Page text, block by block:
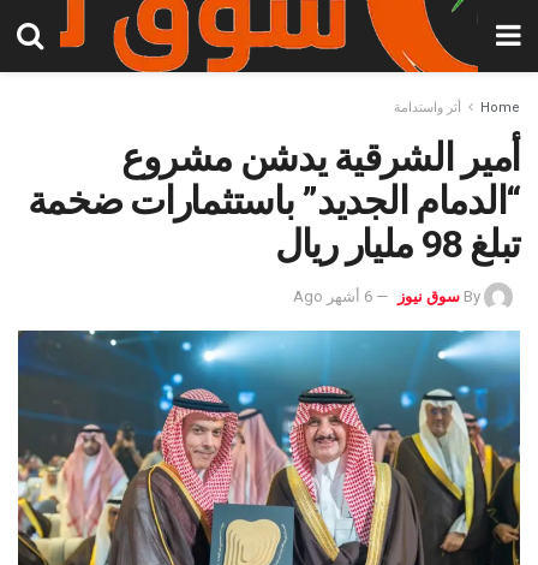
Home أثر واستدامة
أمير الشرقية يدشن مشروع
“الدمام الجديد” باستثمارات ضخمة
تبلغ 98 مليار ريال
By سوق نيوز 6 أشهر Ago